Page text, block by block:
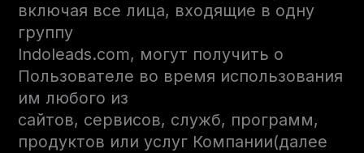
включая все лица, входящие в одну
группу
Indoleads.com, могут получить о
Пользователе во время использования
им любого из
сайтов, сервисов, служб, программ,
продуктов или услуг Компании(далее